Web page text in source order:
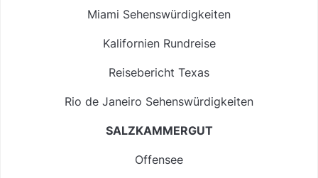
Miami Sehenswürdigkeiten
Kalifornien Rundreise
Reisebericht Texas
Rio de Janeiro Sehenswürdigkeiten
SALZKAMMERGUT
Offensee